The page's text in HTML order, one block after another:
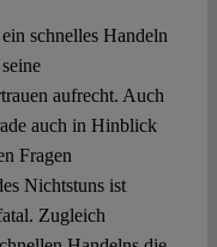
schnelles Handeln
aufrecht. Auch
auch in Hinblick
Fragen
Nichtstuns ist
Zugleich